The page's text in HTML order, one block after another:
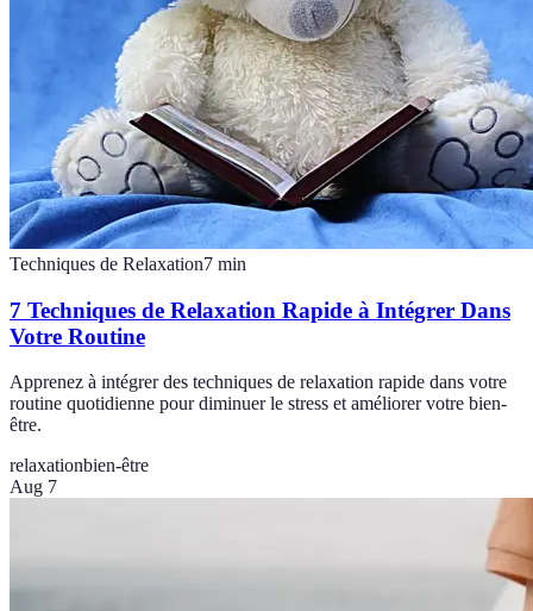
Techniques de Relaxation7 min
7 Techniques de Relaxation Rapide à Intégrer Dans
Votre Routine
Apprenez à intégrer des techniques de relaxation rapide dans votre
routine quotidienne pour diminuer le stress et améliorer votre bien-
être.
relaxationbien-être
Aug 7